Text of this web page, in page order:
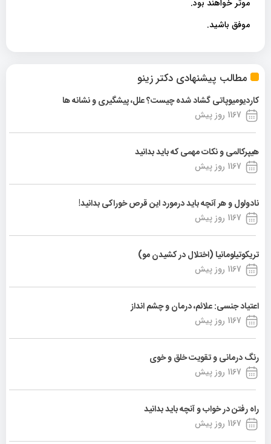
مطالب پیشنهادی دکتر زینو
کاردیومیوپاتی گشاد شده چیست؟ علل، پیشگیری و نشانه ها
1167 روز پیش
هیپرکالمی و نکات مهمی که باید بدانید
1167 روز پیش
نادولول و هر آنچه باید درمورد این قرص خوراکی بدانید!
1167 روز پیش
تریکوتیلومانیا (اختلال در کشیدن مو)
1167 روز پیش
اعتیاد جنسی: علائم، درمان و چشم انداز
1167 روز پیش
رنگ درمانی و تقویت خلق و خوی
1167 روز پیش
راه رفتن در خواب و آنچه باید بدانید
1167 روز پیش
موثر خواهند بود.
موفق باشید.